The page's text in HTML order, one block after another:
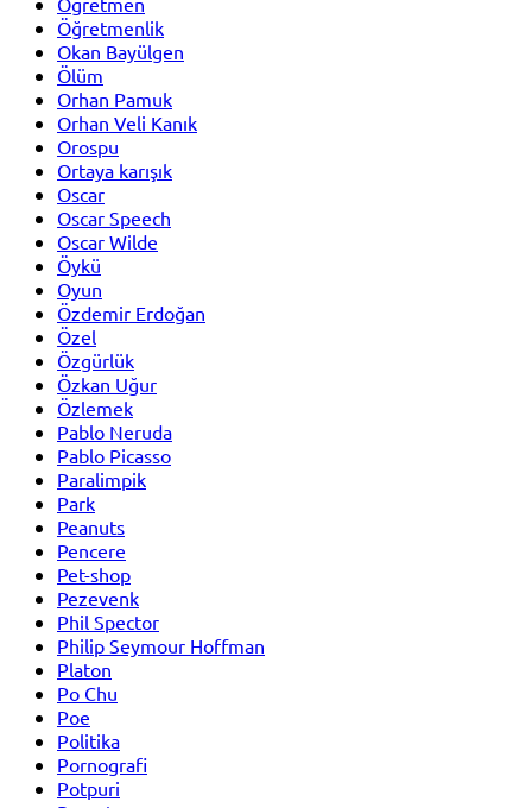
Öğretmenlik
Okan Bayülgen
Ölüm
Orhan Pamuk
Orhan Veli Kanık
Orospu
Ortaya karışık
Oscar
Oscar Speech
Oscar Wilde
Öykü
Oyun
Özdemir Erdoğan
Özel
Özgürlük
Özkan Uğur
Özlemek
Pablo Neruda
Pablo Picasso
Paralimpik
Park
Peanuts
Pencere
Pet-shop
Pezevenk
Phil Spector
Philip Seymour Hoffman
Platon
Po Chu
Poe
Politika
Pornografi
Potpuri